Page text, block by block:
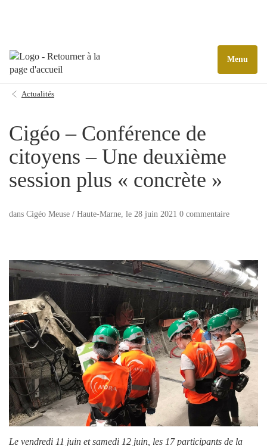
Menu
Actualités
Cigéo – Conférence de
citoyens – Une deuxième
session plus « concrète »
dans Cigéo Meuse / Haute-Marne, le 28 juin 2021 0 commentaire
Le vendredi 11 juin et samedi 12 juin, les 17 participants de la